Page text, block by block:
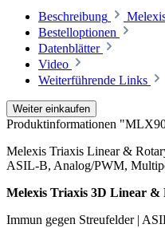
Beschreibung
Bestelloptionen
Datenblätter
Video
Weiterführende Links
Weiter einkaufen
Produktinformationen
Melexis Triaxis Linear &
ASIL-B, Analog/PWM,
Melexis Triaxis 3D Linear &
Immun gegen Streufelder |